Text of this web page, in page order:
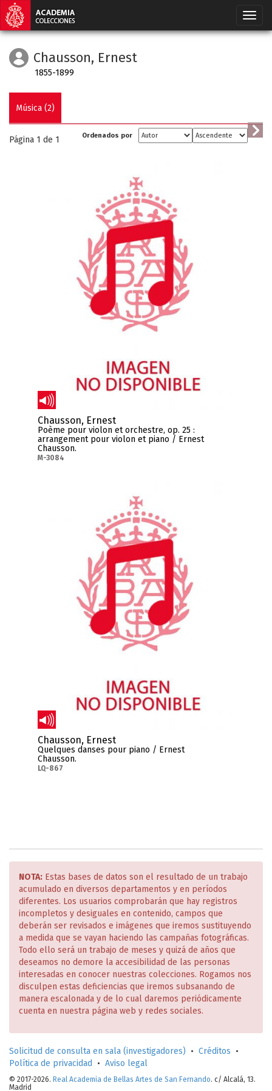
Chausson, Ernest
1855-1899
Música (2)
Página 1 de 1 Ordenados por
Chausson, Ernest
Poème pour violon et orchestre, op. 25 :
arrangement pour violon et piano / Ernest
Chausson.
M-3084
Chausson, Ernest
Quelques danses pour piano / Ernest
Chausson.
LQ-867
NOTA: Estas bases de datos son el resultado de un trabajo
acumulado en diversos departamentos y en períodos
diferentes. Los usuarios comprobarán que hay registros
incompletos y desiguales en contenido, campos que
deberán ser revisados e imágenes que iremos sustituyendo
a medida que se vayan haciendo las campañas fotográficas.
Todo ello será un trabajo de meses y quizá de años que
deseamos no demore la accesibilidad de las personas
interesadas en conocer nuestras colecciones. Rogamos nos
disculpen estas deficiencias que iremos subsanando de
manera escalonada y de lo cual daremos periódicamente
cuenta en nuestra página web y redes sociales.
Solicitud de consulta en sala (investigadores) • Créditos •
Política de privacidad
• Aviso legal
© 2017-2026. Real Academia de Bellas Artes de San Fernando. c/ Alcalá, 13.
Madrid